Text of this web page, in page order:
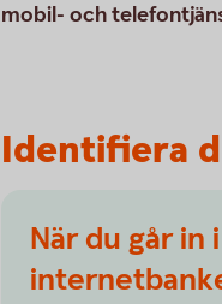
mobil- och
Identifiera
När du går in